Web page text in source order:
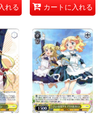
れる カートに入れる